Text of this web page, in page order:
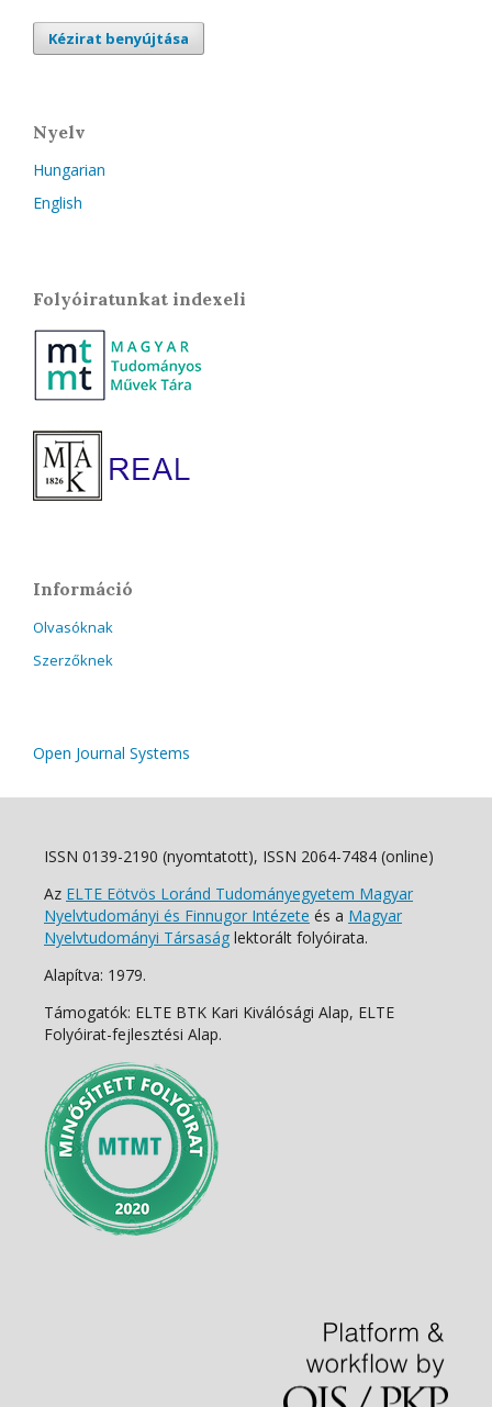
Kézirat benyújtása
Nyelv
Hungarian
English
Folyóiratunkat indexeli
Információ
Olvasóknak
Szerzőknek
Open Journal Systems
ISSN 0139-2190 (nyomtatott), ISSN 2064-7484 (online)
Az ELTE Eötvös Loránd Tudományegyetem Magyar
Nyelvtudományi és Finnugor Intézete és a Magyar
Nyelvtudományi Társaság lektorált folyóirata.
Alapítva: 1979.
Támogatók: ELTE BTK Kari Kiválósági Alap, ELTE
Folyóirat-fejlesztési Alap.